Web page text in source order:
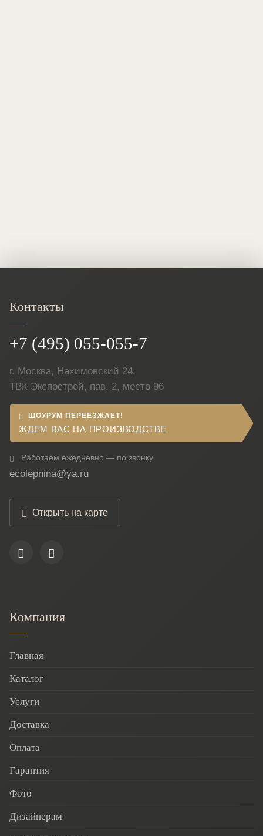
Контакты
+7 (495) 055-055-7
г. Москва, Нахимовский 24,
ТВК Экспострой, пав. 2, место 96
ШОУРУМ ПЕРЕЕЗЖАЕТ!
ЖДЕМ ВАС НА ПРОИЗВОДСТВЕ
Работаем ежедневно — по звонку
ecolepnina@ya.ru
Открыть на карте
Компания
Главная
Каталог
Услуги
Доставка
Оплата
Гарантия
Фото
Дизайнерам